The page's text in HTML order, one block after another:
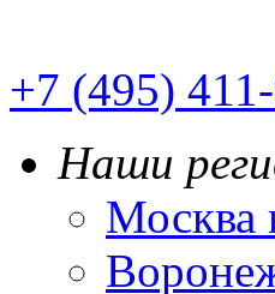
+7 (495)
Наши
Москва